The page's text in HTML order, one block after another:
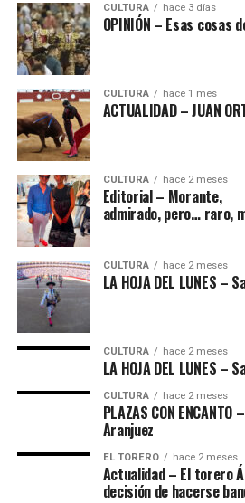
CULTURA hace 3 días
OPINIÓN – Esas cosas
CULTURA hace 1 mes
ACTUALIDAD – JUAN
CULTURA hace 2 meses
Editorial – Morante,
admirado, pero… raro,
CULTURA hace 2 meses
LA HOJA DEL LUNES –
CULTURA hace 2 meses
LA HOJA DEL LUNES –
CULTURA hace 2 meses
PLAZAS CON
Aranjuez
EL TORERO hace 2 meses
Actualidad – El torero
decisión de hacerse